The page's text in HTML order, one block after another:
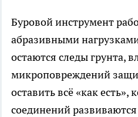
Буровой инструмент
абразивными
остаются следы грунта,
микроповреждений
оставить всё «как есть»,
соединений